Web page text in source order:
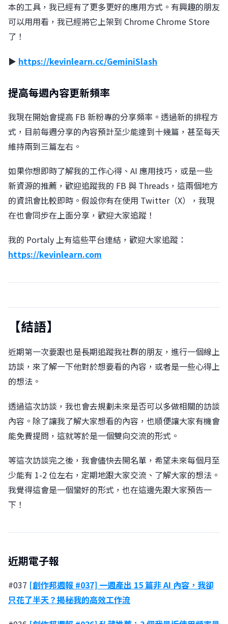
本的工具，我已經有了更多更好的應用方式。有興趣的朋友
可以用用看，我已經將它上架到 Chrome Chrome Store
了！
▶︎ https://kevinlearn.cc/GeminiSlash
提高每週內容更新頻率
我現在開始會提高 FB 新粉專的分享頻率。透過新的排程方
式，目前每週分享的內容預計至少能達到十幾篇，甚至每天
維持兩到三篇左右。
如果你想即時了解我的工作心得、AI 應用技巧，或是一些
新資源的推薦，歡迎追蹤我的 FB 與 Threads，這兩個地方
的資訊會比較即時。假設你有在使用 Twitter（X），我現
在也會同步在上面分享，歡迎大家追蹤！
我的 Portaly 上有這些平台連結，歡迎大家追蹤：
https://kevinlearn.com
【結語】
近期第一次要跟也是長期追蹤我社群的朋友，進行一個線上
訪談，來了解一下他對於想要看的內容，或者是一些心得上
的想法。
透過這次訪談，我也會去規劃未來是否可以多做相關的訪談
內容。除了讓我了解大家想看的內容，也順便讓大家有機會
能免費提問，這就等於是一個雙向交流的形式。
等這次訪談完之後，我會儘快去開名單，希望未來每個月至
少能有 1-2 位左右，定期地跟大家交流、了解大家的想法。
我覺得這會是一個蠻好的形式，也在這邊先跟大家預告一
下！
近期電子報
#037 [創作邦週報 #037] 一週產出 15 篇非 AI 內容，我卻
只花了半天？揭秘我的高效工作流